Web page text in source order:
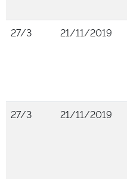
27/3
21/11/2019
27/3
21/11/2019